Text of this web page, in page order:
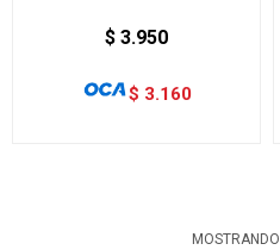
$ 3.950
$ 3.160
MOSTRANDO